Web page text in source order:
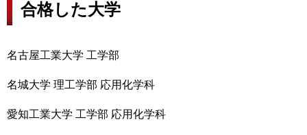
合格した大学
名古屋工業大学 工学部
名城大学 理工学部 応用化学科
愛知工業大学 工学部 応用化学科